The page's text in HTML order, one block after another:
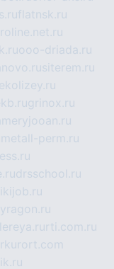
flatnsk.ru
ooo-driada.ru
siterem.ru
grinox.ru
metall-perm.ru
drsschool.ru
rti.com.ru